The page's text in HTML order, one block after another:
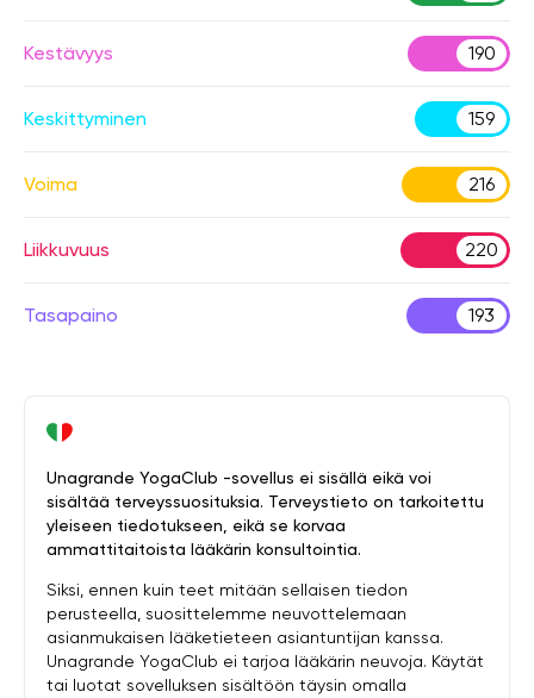
Kestävyys 190
Keskittyminen 159
Voima 216
Liikkuvuus 220
Tasapaino 193
Unagrande YogaClub -sovellus ei sisällä eikä voi
sisältää terveyssuosituksia. Terveystieto on tarkoitettu
yleiseen tiedotukseen, eikä se korvaa
ammattitaitoista lääkärin konsultointia.
Siksi, ennen kuin teet mitään sellaisen tiedon
perusteella, suosittelemme neuvottelemaan
asianmukaisen lääketieteen asiantuntijan kanssa.
Unagrande YogaClub ei tarjoa lääkärin neuvoja. Käytät
tai luotat sovelluksen sisältöön täysin omalla